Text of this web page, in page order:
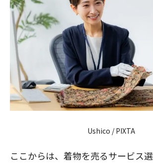
Ushico / PIXTA
ここからは、着物を売るサービス